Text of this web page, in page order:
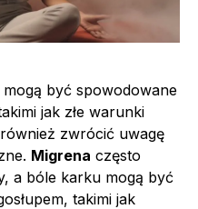
mogą być spowodowane
jak złe warunki
zwrócić uwagę
Migrena często
a bóle karku mogą być
takimi jak